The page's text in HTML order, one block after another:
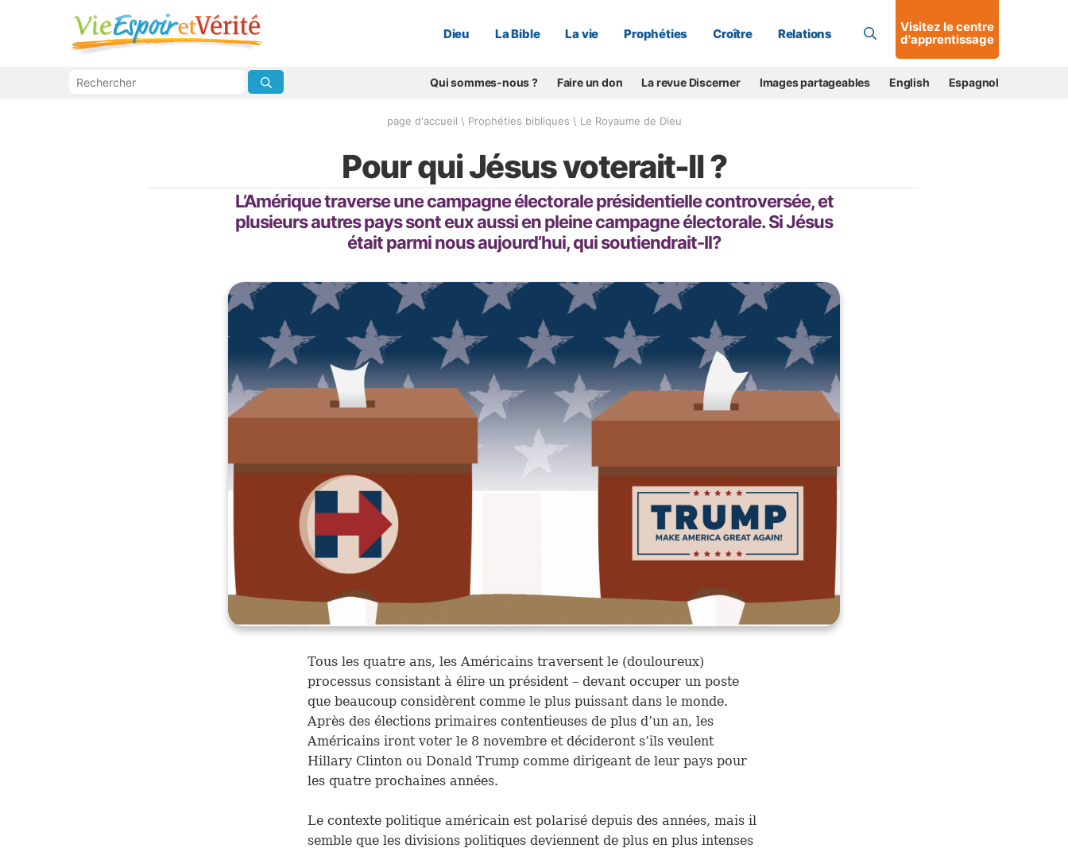
Allons-y !
Dieu La Bible La vie Prophéties Croître Relations
Visitez le centre
d'apprentissage
Qui sommes-nous ? Faire un don La revue Discerner Images partageables English Espagnol
page d'accueil \ Prophéties bibliques \ Le Royaume de Dieu
Pour qui Jésus voterait-Il ?
L’Amérique traverse une campagne électorale présidentielle controversée, et
plusieurs autres pays sont eux aussi en pleine campagne électorale. Si Jésus
était parmi nous aujourd’hui, qui soutiendrait-Il?
Tous les quatre ans, les Américains traversent le (douloureux)
processus consistant à élire un président – devant occuper un poste
que beaucoup considèrent comme le plus puissant dans le monde.
Après des élections primaires contentieuses de plus d’un an, les
Américains iront voter le 8 novembre et décideront s’ils veulent
Hillary Clinton ou Donald Trump comme dirigeant de leur pays pour
les quatre prochaines années.
Le contexte politique américain est polarisé depuis des années, mais il
semble que les divisions politiques deviennent de plus en plus intenses